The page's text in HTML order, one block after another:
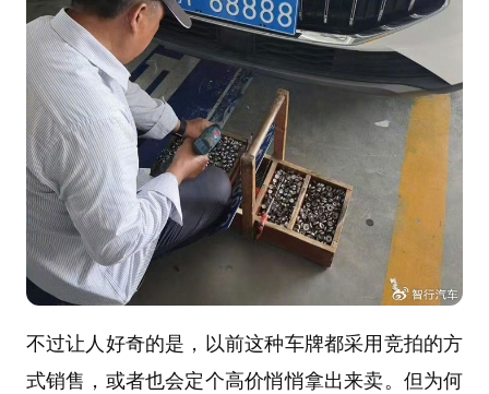
不过让人好奇的是，以前这种车牌都采用竞拍的方
式销售，或者也会定个高价悄悄拿出来卖。但为何